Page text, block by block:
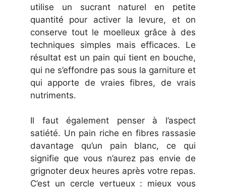
utilise un sucrant naturel en petite
quantité pour activer la levure, et on
conserve tout le moelleux grâce à des
techniques simples mais efficaces. Le
résultat est un pain qui tient en bouche,
qui ne s’effondre pas sous la garniture et
qui apporte de vraies fibres, de vrais
nutriments.
Il faut également penser à l’aspect
satiété. Un pain riche en fibres rassasie
davantage qu’un pain blanc, ce qui
signifie que vous n’aurez pas envie de
grignoter deux heures après votre repas.
C’est un cercle vertueux : mieux vous